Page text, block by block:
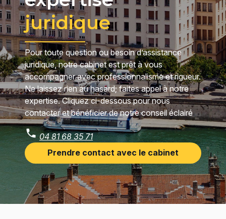
juridique
Pour toute question ou besoin d’assistance
juridique, notre cabinet est prêt à vous
accompagner avec professionnalisme et rigueur.
Ne laissez rien au hasard; faites appel à notre
expertise. Cliquez ci-dessous pour nous
contacter et bénéficier de notre conseil éclairé
04 81 68 35 71
Prendre contact avec le cabinet